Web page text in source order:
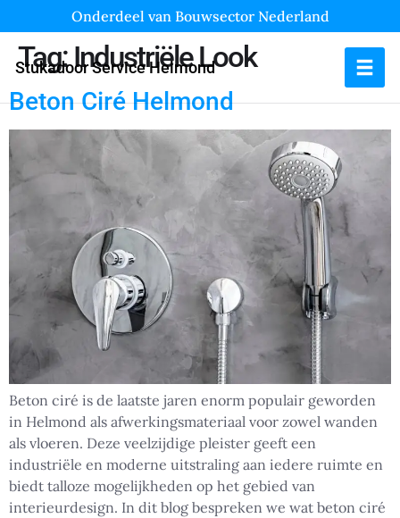
Onderdeel van Bouwsector Nederland
Stukadoor Service Helmond
Tag:Industriële Look
Beton Ciré Helmond
Beton ciré is de laatste jaren enorm populair geworden
in Helmond als afwerkingsmateriaal voor zowel wanden
als vloeren. Deze veelzijdige pleister geeft een
industriële en moderne uitstraling aan iedere ruimte en
biedt talloze mogelijkheden op het gebied van
interieurdesign. In dit blog bespreken we wat beton ciré